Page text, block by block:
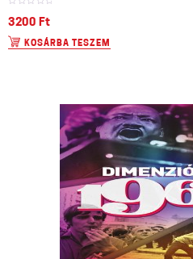
3200 Ft
KOSÁRBA TESZEM